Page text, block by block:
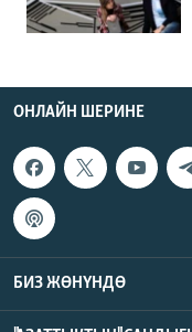
ОНЛАЙН ШЕРИНЕ
БИЗ ЖӨНҮНДӨ